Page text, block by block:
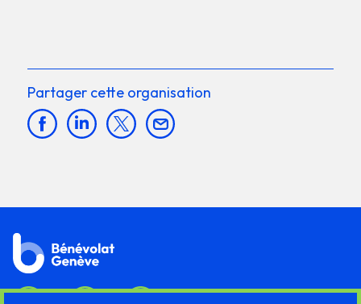
Partager cette organisation